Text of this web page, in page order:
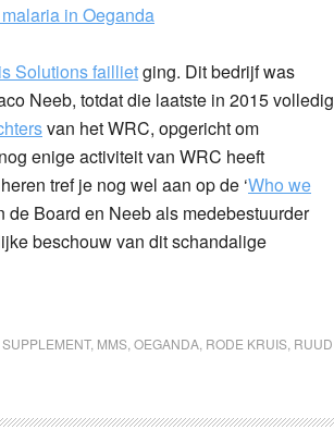
in Oeganda
Solutions faillietging. Dit bedrijf was
Neeb, totdat die laatste in 2015 volledig
van het WRC, opgericht om
enige activiteit van WRC heeft
tref je nog wel aan op de ‘Who we
Board en Neeb als medebestuurder
beschouw van dit schandalige
, MMS OEGANDA RODE KRUIS RUUD